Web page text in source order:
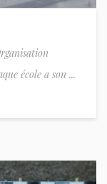
école a son ...